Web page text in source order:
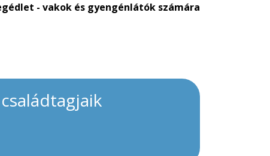
- vakok és gyengénlátók számára